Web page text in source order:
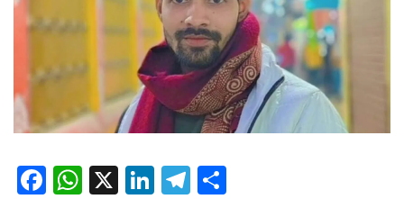
Facebook
WhatsApp
X LinkedIn
Telegram